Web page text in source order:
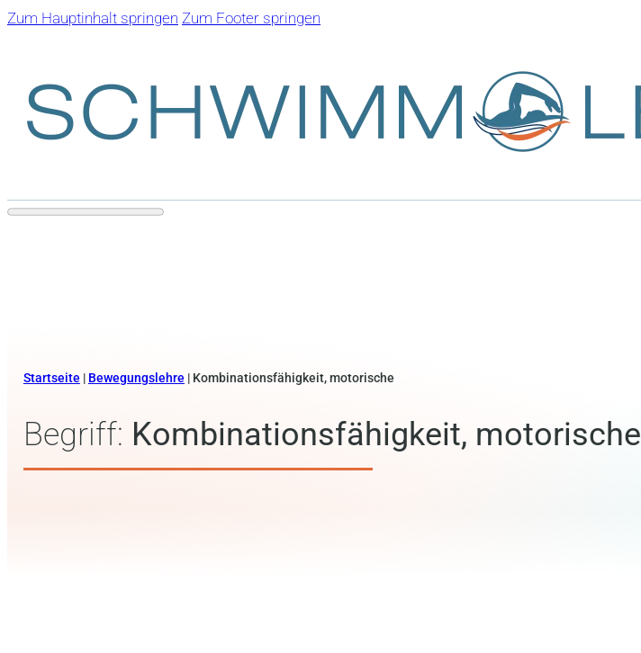
Zum Hauptinhalt springen Zum Footer springen
Startseite | Bewegungslehre | Kombinationsfähigkeit, motorische
Begriff: Kombinationsfähigkeit, motorische